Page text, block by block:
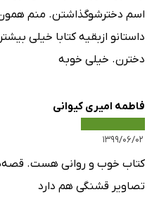
اسم دخترشوگذاشتن. منم
داستانو ازبقیه کتابا خیلی
دخترن. خیلی خوبه
فاطمه امیری کیوانی
۱۳۹۹/۰۶/۰۲
کتاب خوب و روانی هست.
تصاویر قشنگی هم دارد